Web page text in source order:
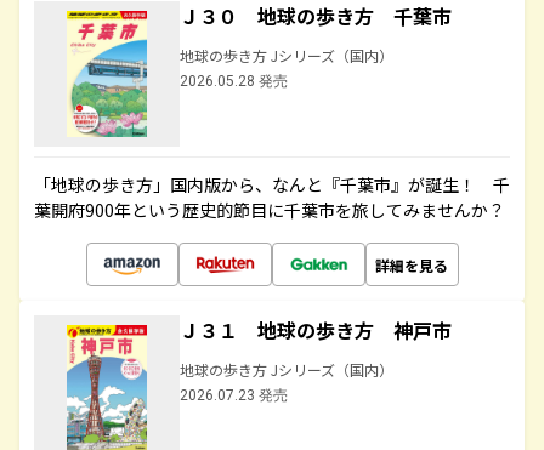
Ｊ３０ 地球の歩き方 千葉市
地球の歩き方 Jシリーズ（国内）
2026.05.28 発売
「地球の歩き方」国内版から、なんと『千葉市』が誕生！ 千
葉開府900年という歴史的節目に千葉市を旅してみませんか？
詳細を見る
Ｊ３１ 地球の歩き方 神戸市
地球の歩き方 Jシリーズ（国内）
2026.07.23 発売